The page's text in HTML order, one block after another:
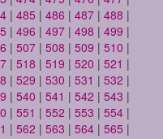
| 485 | 486 | 487 | 488 |
| 496 | 497 | 498 | 499 |
| 507 | 508 | 509 | 510 |
| 518 | 519 | 520 | 521 |
| 529 | 530 | 531 | 532 |
| 540 | 541 | 542 | 543 |
| 551 | 552 | 553 | 554 |
| 562 | 563 | 564 | 565 |